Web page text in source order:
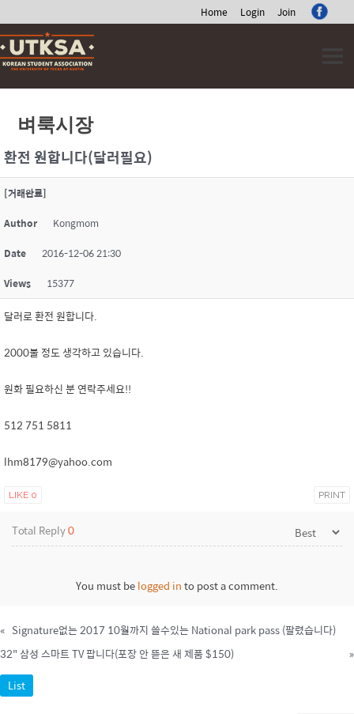
Home Login Join
Skip
to
content
벼룩시장
환전 원합니다(달러필요)
[거래완료]
Author Kongmom
Date 2016-12-06 21:30
Views 15377
달러로 환전 원합니다.
2000불 정도 생각하고 있습니다.
원화 필요하신 분 연락주세요!!
512 751 5811
lhm8179@yahoo.com
LIKE 0 PRINT
Total Reply0
You must belogged into post a comment.
« Signature없는 2017 10월까지 쓸수있는 National park pass (팔렸습니다)
32" 삼성 스마트 TV 팝니다(포장 안 뜯은 새 제품 $150)
»
List